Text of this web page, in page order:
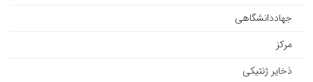
جهاددانشگاهی
مرکز
ذخایر ژنتیکی